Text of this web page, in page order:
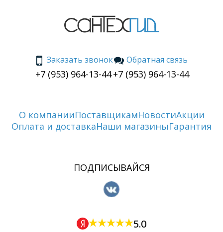
Заказать звонок
+7 (953) 964-13-44
Обратная связь
+7 (953) 964-13-44
О компанииПоставщикамНовостиАкции
Оплата и доставкаНаши магазиныГарантия
ПОДПИСЫВАЙСЯ
5.0